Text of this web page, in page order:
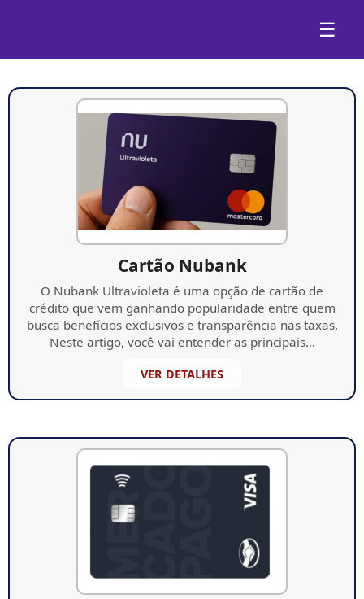
☰
Cartão Nubank
O Nubank Ultravioleta é uma opção de cartão de
crédito que vem ganhando popularidade entre quem
busca benefícios exclusivos e transparência nas taxas.
Neste artigo, você vai entender as principais…
VER DETALHES